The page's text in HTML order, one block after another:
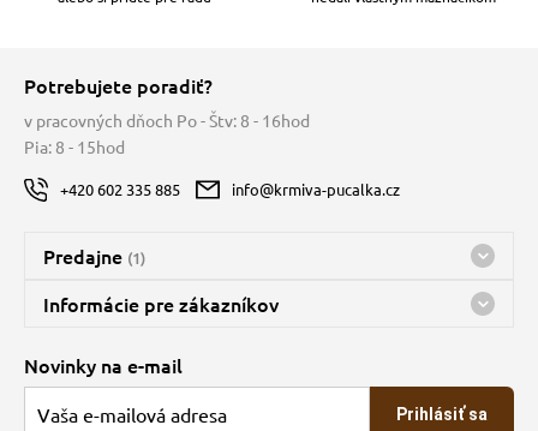
Potrebujete poradiť?
v pracovných dňoch Po - Štv: 8 - 16hod
Pia: 8 - 15hod
+420 602 335 885 info@krmiva-pucalka.cz
Predajne (1)
Predajňa a sklad Kbely
nes máme otvorené 08:00 - 16:00
Informácie pre zákazníkov
O spoločnosti
Veľkoobchod
Novinky na e-mail
Prihlásiť sa